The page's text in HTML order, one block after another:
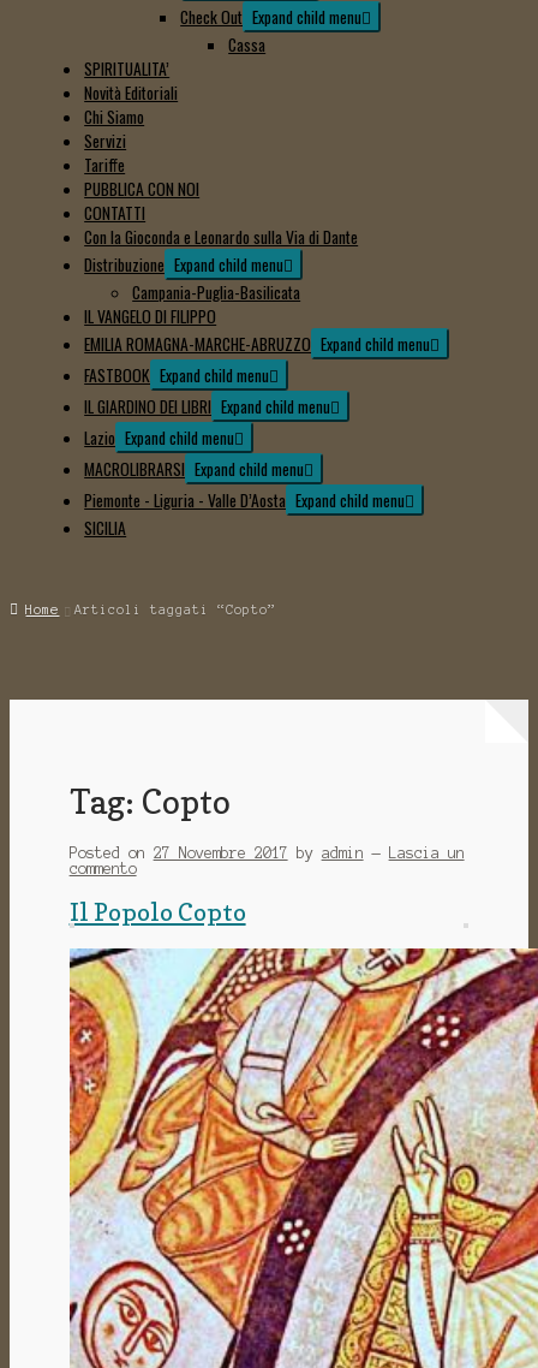
Check Out Expand child menu
Cassa
SPIRITUALITA’
Novità Editoriali
Chi Siamo
Servizi
Tariffe
PUBBLICA CON NOI
CONTATTI
Con la Gioconda e Leonardo sulla Via di Dante
Distribuzione Expand child menu
Campania-Puglia-Basilicata
IL VANGELO DI FILIPPO
EMILIA ROMAGNA-MARCHE-ABRUZZO Expand child menu
FASTBOOK Expand child menu
IL GIARDINO DEI LIBRI Expand child menu
Lazio Expand child menu
MACROLIBRARSI Expand child menu
Piemonte - Liguria - Valle D’Aosta Expand child menu
SICILIA
Home Articoli taggati “Copto”
Tag: Copto
Posted on 27 Novembre 2017 by admin —
Lascia un
commento
Il Popolo Copto